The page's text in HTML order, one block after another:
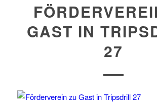
GAST IN
27